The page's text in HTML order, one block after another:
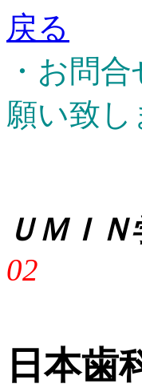
戻る
・お問合
願い致し
ＵＭＩ
02
日本歯